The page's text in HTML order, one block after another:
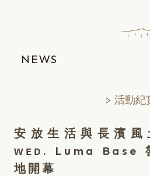
NEWS
活動紀
安放生活與長濱
ᴡᴇᴅ. Luma Base
地開幕